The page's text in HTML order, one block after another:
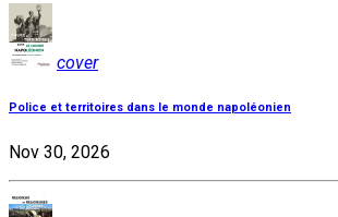
cover
Police et territoires dans le monde napoléonien
Nov 30, 2026